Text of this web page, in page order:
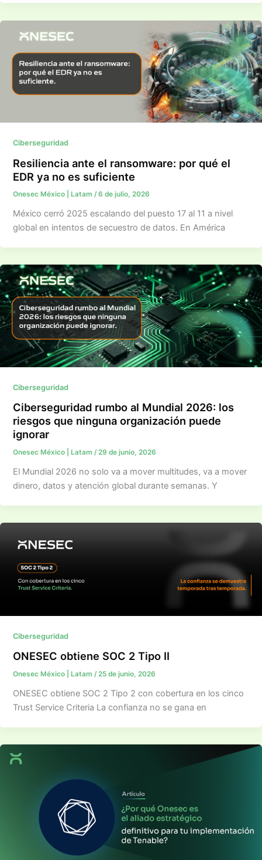
Ciberseguridad
Resiliencia ante el ransomware: por qué el
EDR ya no es suficiente
Onesec México | Latam /6 de julio, 2026
México cerró 2025 escalando del puesto 17 al 11 a nivel
global en intentos de secuestro de datos. En América
Ciberseguridad
Ciberseguridad rumbo al Mundial 2026: los
riesgos que ninguna organización puede
ignorar
Onesec México | Latam /29 de junio, 2026
El Mundial 2026 no solo va a mover multitudes, va a mover
dinero, datos y atención global durante semanas. Y
Ciberseguridad
ONESEC obtiene SOC 2 Tipo II
Onesec México | Latam /25 de junio, 2026
ONESEC obtiene SOC 2 Tipo 2 con cobertura en los cinco
Trust Service Criteria La confianza no se gana en